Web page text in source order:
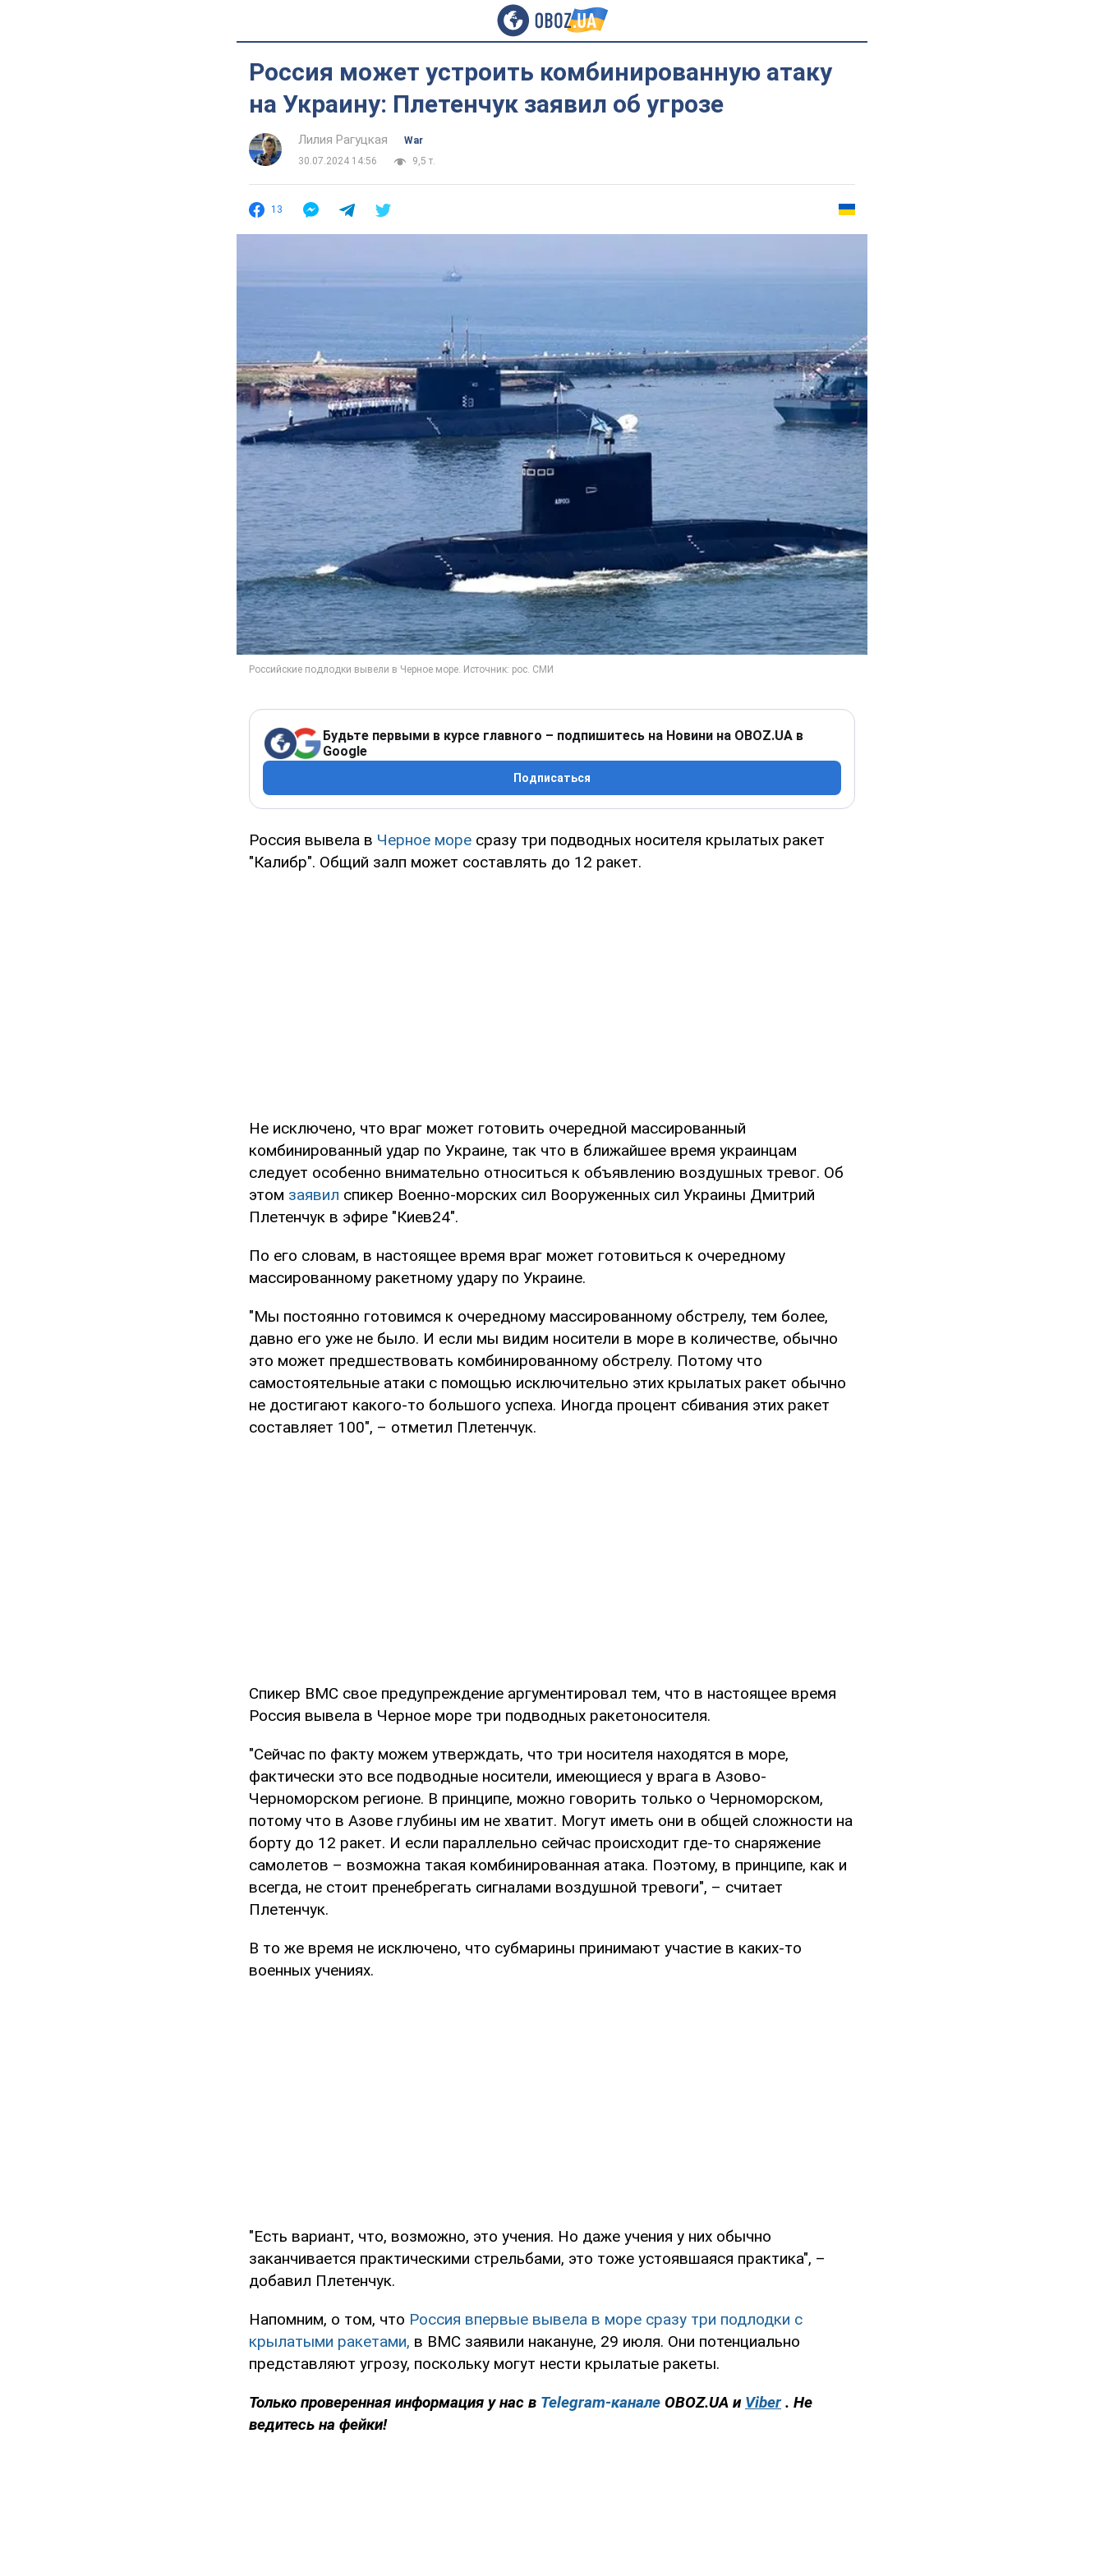
Россия может устроить комбинированную атаку
на Украину: Плетенчук заявил об угрозе
Лилия Рагуцкая
War
30.07.2024 14:56
9,5 т.
13
Будьте первыми в курсе главного – подпишитесь на Новини на OBOZ.UA в
Google
Подписаться
Россия вывела в Черное море сразу три подводных носителя крылатых ракет
"Калибр". Общий залп может составлять до 12 ракет.
Не исключено, что враг может готовить очередной массированный
комбинированный удар по Украине, так что в ближайшее время украинцам
следует особенно внимательно относиться к объявлению воздушных тревог. Об
этом заявил спикер Военно-морских сил Вооруженных сил Украины Дмитрий
Плетенчук в эфире "Киев24".
По его словам, в настоящее время враг может готовиться к очередному
массированному ракетному удару по Украине.
"Мы постоянно готовимся к очередному массированному обстрелу, тем более,
давно его уже не было. И если мы видим носители в море в количестве, обычно
это может предшествовать комбинированному обстрелу. Потому что
самостоятельные атаки с помощью исключительно этих крылатых ракет обычно
не достигают какого-то большого успеха. Иногда процент сбивания этих ракет
составляет 100", – отметил Плетенчук.
Спикер ВМС свое предупреждение аргументировал тем, что в настоящее время
Россия вывела в Черное море три подводных ракетоносителя.
"Сейчас по факту можем утверждать, что три носителя находятся в море,
фактически это все подводные носители, имеющиеся у врага в Азово-
Черноморском регионе. В принципе, можно говорить только о Черноморском,
потому что в Азове глубины им не хватит. Могут иметь они в общей сложности на
борту до 12 ракет. И если параллельно сейчас происходит где-то снаряжение
самолетов – возможна такая комбинированная атака. Поэтому, в принципе, как и
всегда, не стоит пренебрегать сигналами воздушной тревоги", – считает
Плетенчук.
В то же время не исключено, что субмарины принимают участие в каких-то
военных учениях.
"Есть вариант, что, возможно, это учения. Но даже учения у них обычно
заканчивается практическими стрельбами, это тоже устоявшаяся практика", –
добавил Плетенчук.
Напомним, о том, что Россия впервые вывела в море сразу три подлодки с
крылатыми ракетами, в ВМС заявили накануне, 29 июля. Они потенциально
представляют угрозу, поскольку могут нести крылатые ракеты.
Только проверенная информация у нас в Telegram-канале OBOZ.UA и Viber . Не
ведитесь на фейки!